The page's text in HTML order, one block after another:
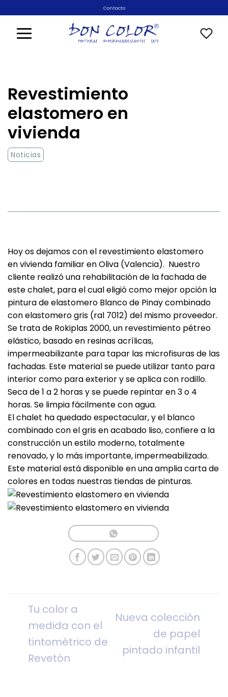
al
contenido
Contacto
Noticias
Revestimiento
elastomero en
vivienda
Hoy os dejamos con el revestimiento elastomero
en vivienda familiar en Oliva (Valencia). Nuestro
cliente realizó una rehabilitación de la fachada de
este chalet, para el cual eligió como mejor opción la
pintura de elastomero Blanco de Pinay combinado
con elastomero gris (ral 7012) del mismo proveedor.
Se trata de Rokiplas 2000, un revestimiento pétreo
elástico, basado en resinas acrílicas,
impermeabilizante para tapar las microfisuras de las
fachadas. Este material se puede utilizar tanto para
interior como para exterior y se aplica con rodillo.
Seca de 1 a 2 horas y se puede repintar en 3 o 4
horas. Se limpia fácilmente con agua.
El chalet ha quedado espectacular, y el blanco
combinado con el gris en acabado liso, confiere a la
construcción un estilo moderno, totalmente
renovado, y lo más importante, impermeabilizado.
Este material está disponible en una amplia carta de
colores en todas nuestras tiendas de pinturas.
Tu color a
medida con el
tintométrico de
Revetón
Nueva colección
de papel
pintado infantil